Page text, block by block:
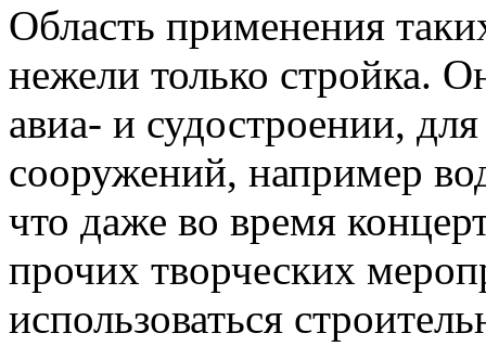
Область применения
нежели только стройка.
авиа- и судостроении,
сооружений, например
что даже во время
прочих творческих
использоваться